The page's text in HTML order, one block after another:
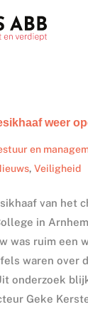
weer
en
, Veiligheid
van het
in
was ruim een
waren over
onderzoek
Geke